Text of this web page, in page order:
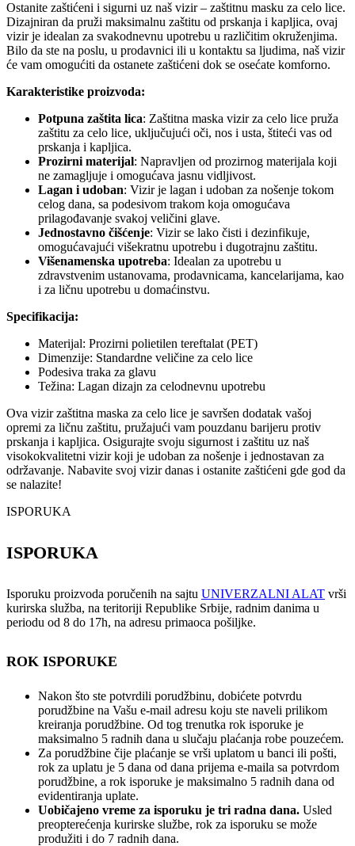
Ostanite zaštićeni i sigurni uz naš vizir – zaštitnu masku za celo lice.
Dizajniran da pruži maksimalnu zaštitu od prskanja i kapljica, ovaj
vizir je idealan za svakodnevnu upotrebu u različitim okruženjima.
Bilo da ste na poslu, u prodavnici ili u kontaktu sa ljudima, naš vizir
će vam omogućiti da ostanete zaštićeni dok se osećate komforno.
Karakteristike proizvoda:
Potpuna zaštita lica: Zaštitna maska vizir za celo lice pruža
zaštitu za celo lice, uključujući oči, nos i usta, štiteći vas od
prskanja i kapljica.
Prozirni materijal: Napravljen od prozirnog materijala koji
ne zamagljuje i omogućava jasnu vidljivost.
Lagan i udoban: Vizir je lagan i udoban za nošenje tokom
celog dana, sa podesivom trakom koja omogućava
prilagođavanje svakoj veličini glave.
Jednostavno čišćenje: Vizir se lako čisti i dezinfikuje,
omogućavajući višekratnu upotrebu i dugotrajnu zaštitu.
Višenamenska upotreba: Idealan za upotrebu u
zdravstvenim ustanovama, prodavnicama, kancelarijama, kao
i za ličnu upotrebu u domaćinstvu.
Specifikacija:
Materijal: Prozirni polietilen tereftalat (PET)
Dimenzije: Standardne veličine za celo lice
Podesiva traka za glavu
Težina: Lagan dizajn za celodnevnu upotrebu
Ova vizir zaštitna maska za celo lice je savršen dodatak vašoj
opremi za ličnu zaštitu, pružajući vam pouzdanu barijeru protiv
prskanja i kapljica. Osigurajte svoju sigurnost i zaštitu uz naš
visokokvalitetni vizir koji je udoban za nošenje i jednostavan za
održavanje. Nabavite svoj vizir danas i ostanite zaštićeni gde god da
se nalazite!
ISPORUKA
ISPORUKA
Isporuku proizvoda poručenih na sajtu UNIVERZALNI ALAT vrši
kurirska služba, na teritoriji Republike Srbije, radnim danima u
periodu od 8 do 17h, na adresu primaoca pošiljke.
ROK ISPORUKE
Nakon što ste potvrdili porudžbinu, dobićete potvrdu
porudžbine na Vašu e-mail adresu koju ste naveli prilikom
kreiranja porudžbine. Od tog trenutka rok isporuke je
maksimalno 5 radnih dana u slučaju plaćanja robe pouzećem.
Za porudžbine čije plaćanje se vrši uplatom u banci ili pošti,
rok za uplatu je 5 dana od dana prijema e-maila sa potvrdom
porudžbine, a rok isporuke je maksimalno 5 radnih dana od
evidentiranja uplate.
Uobičajeno vreme za isporuku je tri radna dana. Usled
preopterećenja kurirske službe, rok za isporuku se može
produžiti i do 7 radnih dana.